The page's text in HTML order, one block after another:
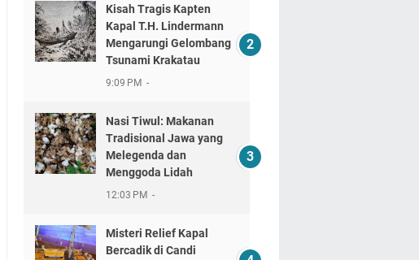
Kisah Tragis Kapten
Kapal T.H. Lindermann
Mengarungi Gelombang
Tsunami Krakatau
9:09 PM
Nasi Tiwul: Makanan
Tradisional Jawa yang
Melegenda dan
Menggoda Lidah
12:03 PM
Misteri Relief Kapal
Bercadik di Candi